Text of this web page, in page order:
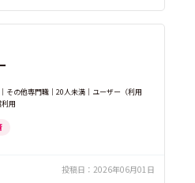
その他専門職｜20人未満｜ユーザー（利用
用
投稿日： 2026年06月01日